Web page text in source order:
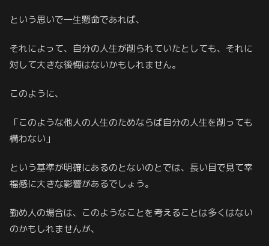
という思いで一生懸命であれば、
それによって、自分の人生が削られていたとしても、それに
対して大きな後悔はないかもしれません。
このように、
「このような他人の人生のためならば自分の人生を削っても
構わない」
という基準が明確にあるのとないのとでは、長い目で見て幸
福感に大きな影響があるでしょう。
勤め人の場合は、このようなことを考えることは多くはない
のかもしれませんが、